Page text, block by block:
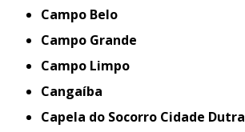
Campo Belo
Campo Grande
Campo Limpo
Cangaíba
Capela do Socorro Cidade Dutra